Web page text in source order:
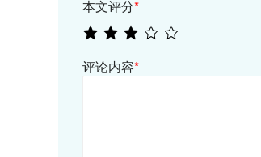
本文评分*
评论内容*